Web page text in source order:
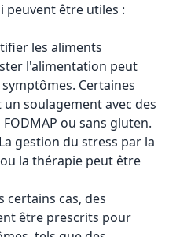
peuvent être utiles :
les aliments
l'alimentation peut
Certaines
soulagement avec des
ou sans gluten.
gestion du stress par la
la thérapie peut être
certains cas, des
être prescrits pour